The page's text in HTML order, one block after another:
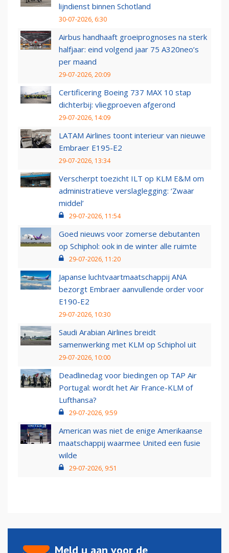
lijndienst binnen Schotland
30-07-2026, 6:30
Airbus handhaaft groeiprognoses na sterk
halfjaar: eind volgend jaar 75 A320neo’s
per maand
29-07-2026, 20:09
Certificering Boeing 737 MAX 10 stap
dichterbij: vliegproeven afgerond
29-07-2026, 14:09
LATAM Airlines toont interieur van nieuwe
Embraer E195-E2
29-07-2026, 13:34
Verscherpt toezicht ILT op KLM E&M om
administratieve verslaglegging: ‘Zwaar
middel’
29-07-2026, 11:54
Goed nieuws voor zomerse debutanten
op Schiphol: ook in de winter alle ruimte
29-07-2026, 11:20
Japanse luchtvaartmaatschappij ANA
bezorgt Embraer aanvullende order voor
E190-E2
29-07-2026, 10:30
Saudi Arabian Airlines breidt
samenwerking met KLM op Schiphol uit
29-07-2026, 10:00
Deadlinedag voor biedingen op TAP Air
Portugal: wordt het Air France-KLM of
Lufthansa?
29-07-2026, 9:59
American was niet de enige Amerikaanse
maatschappij waarmee United een fusie
wilde
29-07-2026, 9:51
Meld u aan voor de